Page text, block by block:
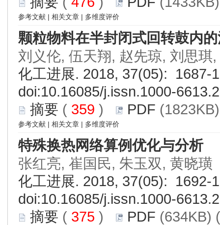
参考文献 | 相关文章 | 多维度评价
颗粒物料在半封闭式回转鼓内
刘义伦, 伍天翔, 赵先琼, 刘思琪
化工进展. 2018, 37(05): 1687-
doi:10.16085/j.issn.1000-
摘要 ( 359 ) PDF
参考文献 | 相关文章 | 多维度评价
特殊换热网络算例优化与分析
张红亮, 崔国民, 朱玉双, 黄晓璜
化工进展. 2018, 37(05): 1692-
doi:10.16085/j.issn.1000-
摘要 ( 375 ) PDF (634KB) (